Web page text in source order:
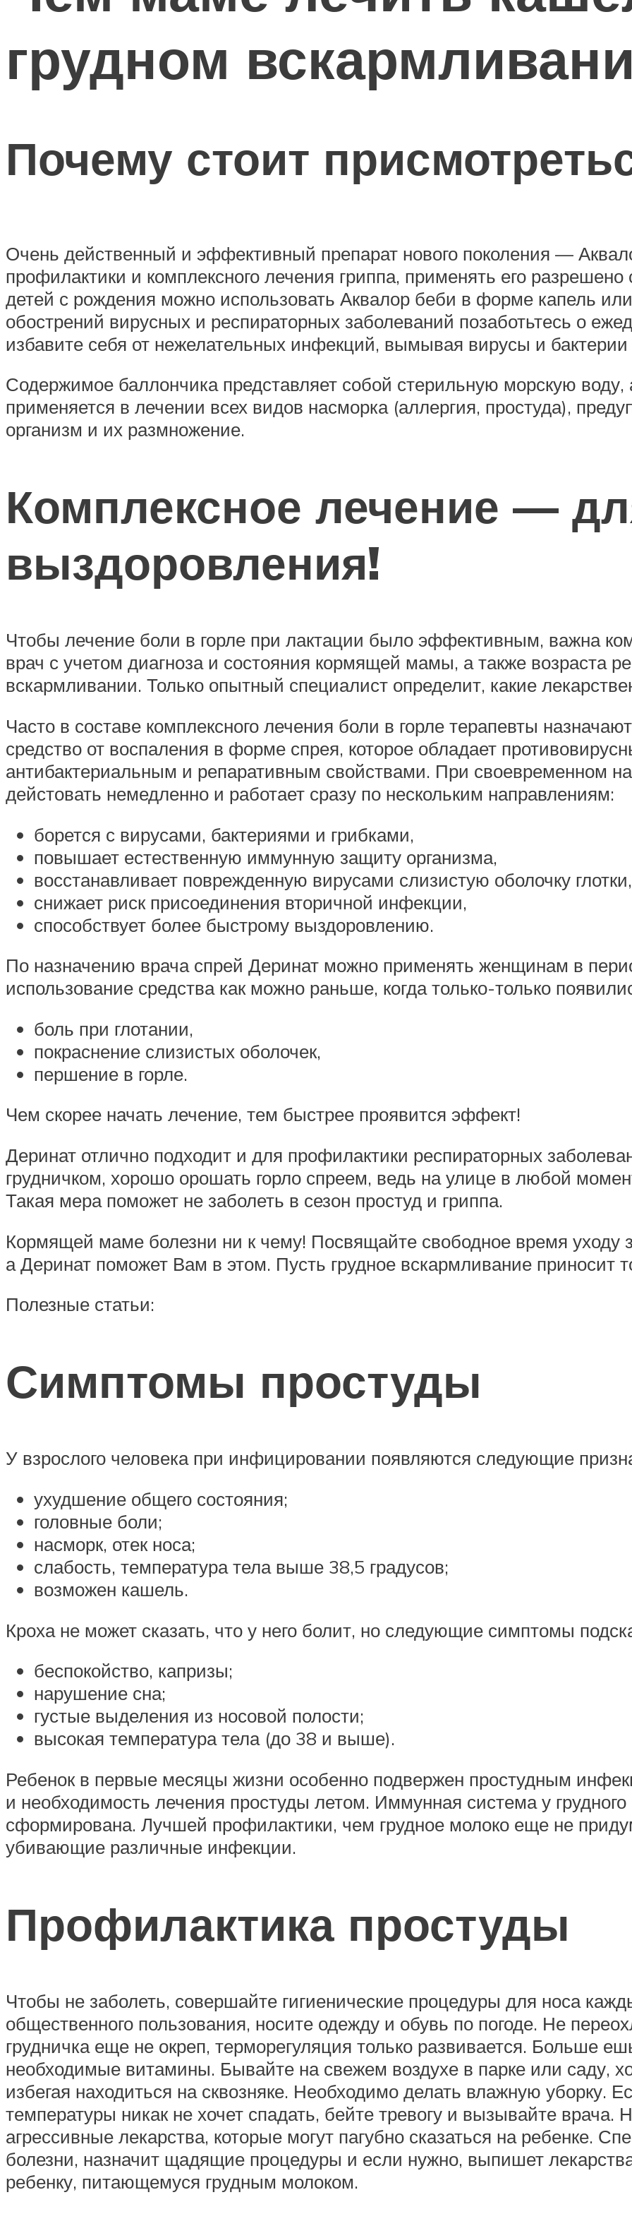
грудном
Почему стоит
Очень действенный и эффективный препарат нового поколения —
профилактики и комплексного лечения гриппа, применять его разрешено
детей с рождения можно использовать Аквалор беби в форме капель
обострений вирусных и респираторных заболеваний позаботьтесь о
избавите себя от нежелательных инфекций, вымывая вирусы и бактерии
Содержимое баллончика представляет собой стерильную морскую воду,
применяется в лечении всех видов насморка (аллергия, простуда),
организм и их размножение.
Комплексное лечение —
выздоровления!
Чтобы лечение боли в горле при лактации было эффективным, важна
врач с учетом диагноза и состояния кормящей мамы, а также возраста
вскармливании. Только опытный специалист определит, какие
Часто в составе комплексного лечения боли в горле терапевты
средство от воспаления в форме спрея, которое обладает
антибактериальным и репаративным свойствами. При своевременном
дейстовать немедленно и работает сразу по нескольким направлениям:
борется с вирусами, бактериями и грибками,
повышает естественную иммунную защиту организма,
восстанавливает поврежденную вирусами слизистую оболочку глотки,
снижает риск присоединения вторичной инфекции,
способствует более быстрому выздоровлению.
По назначению врача спрей Деринат можно применять женщинам в
использование средства как можно раньше, когда только-только
боль при глотании,
покраснение слизистых оболочек,
першение в горле.
Чем скорее начать лечение, тем быстрее проявится эффект!
Деринат отлично подходит и для профилактики респираторных
грудничком, хорошо орошать горло спреем, ведь на улице в любой
Такая мера поможет не заболеть в сезон простуд и гриппа.
Кормящей маме болезни ни к чему! Посвящайте свободное время
а Деринат поможет Вам в этом. Пусть грудное вскармливание приносит
Полезные статьи:
Симптомы простуды
У взрослого человека при инфицировании появляются следующие
ухудшение общего состояния;
головные боли;
насморк, отек носа;
слабость, температура тела выше 38,5 градусов;
возможен кашель.
Кроха не может сказать, что у него болит, но следующие симптомы
беспокойство, капризы;
нарушение сна;
густые выделения из носовой полости;
высокая температура тела (до 38 и выше).
Ребенок в первые месяцы жизни особенно подвержен простудным
и необходимость лечения простуды летом. Иммунная система у
сформирована. Лучшей профилактики, чем грудное молоко еще не
убивающие различные инфекции.
Профилактика простуды
Чтобы не заболеть, совершайте гигиенические процедуры для носа
общественного пользования, носите одежду и обувь по погоде. Не
грудничка еще не окреп, терморегуляция только развивается. Больше
необходимые витамины. Бывайте на свежем воздухе в парке или саду,
избегая находиться на сквозняке. Необходимо делать влажную уборку.
температуры никак не хочет спадать, бейте тревогу и вызывайте врача.
агрессивные лекарства, которые могут пагубно сказаться на ребенке.
болезни, назначит щадящие процедуры и если нужно, выпишет
ребенку, питающемуся грудным молоком.